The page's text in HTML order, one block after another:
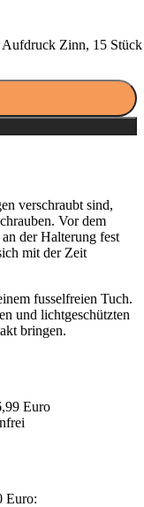
Zinn, 15
verschraubt sind,
Vor dem
der Halterung fest
mit der Zeit
fusselfreien Tuch.
und lichtgeschützten
bringen.
Euro
Euro: